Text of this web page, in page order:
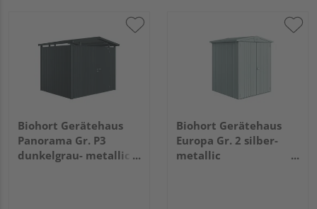
Biohort Gerätehaus
Panorama Gr. P3
dunkelgrau- metallic
Biohort Gerätehaus
Europa Gr. 2 silber-
metallic